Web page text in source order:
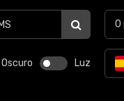
Oscuro Luz
0